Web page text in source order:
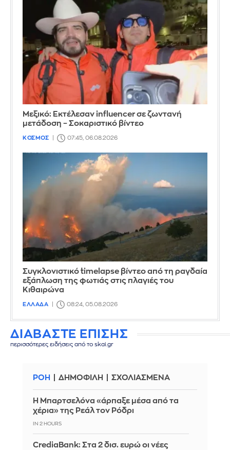
Μεξικό: Εκτέλεσαν influencer σε ζωντανή
μετάδοση – Σοκαριστικό βίντεο
ΚΟΣΜΟΣ 07:45, 06.08.2026
Συγκλονιστικό timelapse βίντεο από τη ραγδαία
εξάπλωση της φωτιάς στις πλαγιές του
Κιθαιρώνα
ΕΛΛΑΔΑ 08:24, 05.08.2026
ΔΙΑΒΑΣΤΕ ΕΠΙΣΗΣ
περισσότερες ειδήσεις από το skai.gr
ΡΟΗ ΔΗΜΟΦΙΛΗ ΣΧΟΛΙΑΣΜΕΝΑ
Η Μπαρτσελόνα «άρπαξε μέσα από τα
χέρια» της Ρεάλ τον Ρόδρι
IN 2 HOURS
CrediaBank: Στα 2 δισ. ευρώ οι νέες